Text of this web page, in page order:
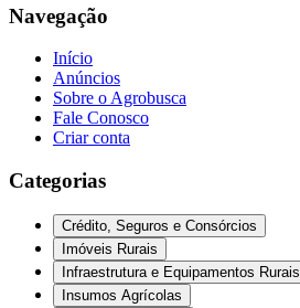
Navegação
Início
Anúncios
Sobre o Agrobusca
Fale Conosco
Criar conta
Categorias
Crédito, Seguros e Consórcios
Imóveis Rurais
Infraestrutura e Equipamentos Rurais
Insumos Agrícolas